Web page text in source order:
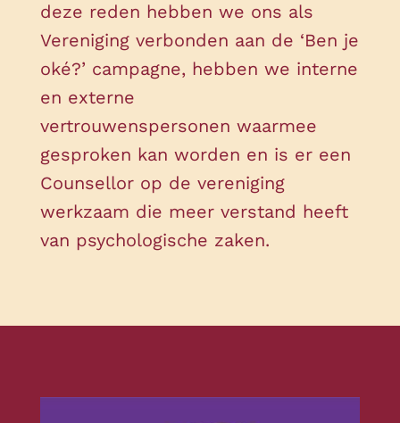
deze reden hebben we ons als
Vereniging verbonden aan de ‘Ben je
oké?’ campagne, hebben we interne
en externe
vertrouwenspersonen waarmee
gesproken kan worden en is er een
Counsellor op de vereniging
werkzaam die meer verstand heeft
van psychologische zaken.